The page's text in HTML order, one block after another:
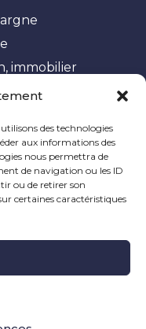
des technologies
aux informations des
nous permettra de
de navigation ou les ID
ou de retirer son
certaines caractéristiques
immobilier
patrimoine